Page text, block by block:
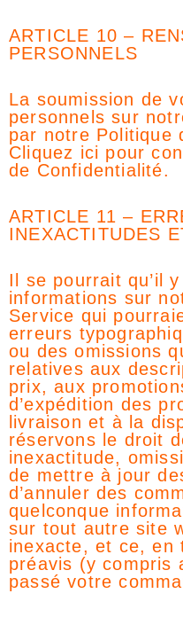
ARTICLE 10 –
PERSONNELS
La soumission de
personnels sur
par notre Politique
Cliquez ici pour
de Confidentialité.
ARTICLE 11 –
INEXACTITUDES
Il se pourrait qu’il
informations sur
Service qui
erreurs
ou des omissions
relatives aux
prix, aux
d’expédition des
livraison et à la
réservons le droit
inexactitude,
de mettre à jour
d’annuler des
quelconque
sur tout autre site
inexacte, et ce, en
préavis (y compris
passé votre